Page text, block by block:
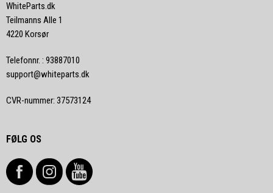
WhiteParts.dk
Teilmanns Alle 1
4220 Korsør
Telefonnr. : 93887010
support@whiteparts.dk
CVR-nummer: 37573124
FØLG OS